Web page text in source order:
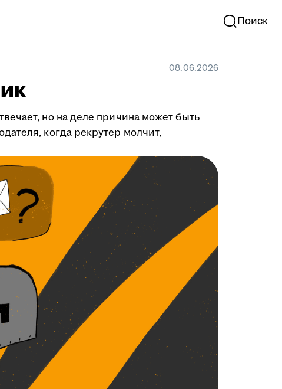
Поиск
08.06.2026
но на деле причина может быть
когда рекрутер молчит,